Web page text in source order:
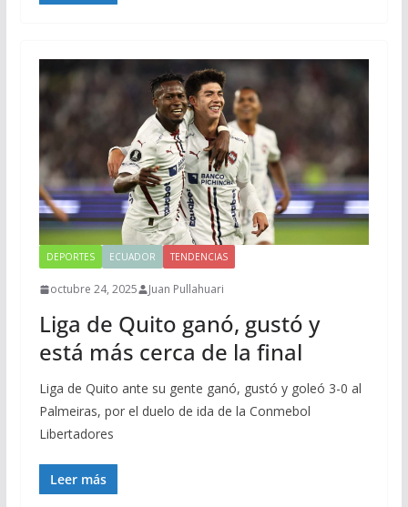
DEPORTES ECUADOR TENDENCIAS
octubre 24, 2025 Juan Pullahuari
Liga de Quito ganó, gustó y
está más cerca de la final
Liga de Quito ante su gente ganó, gustó y goleó 3-0 al
Palmeiras, por el duelo de ida de la Conmebol
Libertadores
Leer más